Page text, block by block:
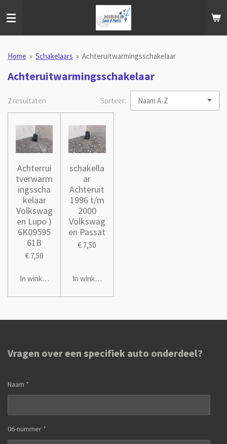
direct
hoofdinhoud
Home » Schakelaars » Achteruitwarmingsschakelaar
Achteruitwarmingsschakelaar
2 resultaten Sorteer:
Achterrui
tverwarm
ingsscha
kelaar
Volkswag
en Lupo )
6K09595
61B
€ 7,50
In winkelwagen
schakella
ar
Achteruit
1996 t/m
2000
Volkswag
en Passat
€ 7,50
In winkelwagen
Vragen over een specifiek auto onderdeel?
Naam *
06-nummer *